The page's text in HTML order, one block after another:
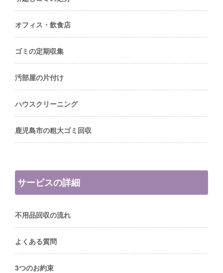
オフィス・飲食店
ゴミの定期収集
汚部屋の片付け
ハウスクリーニング
鹿児島市の粗大ゴミ回収
サービスの詳細
不用品回収の流れ
よくある質問
3つのお約束